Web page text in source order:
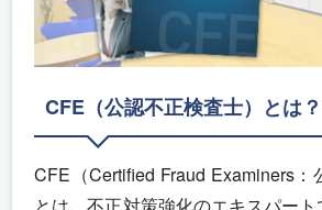
CFE（公認不正検査士）とは？
CFE（Certified Fraud Examiners：
とは、不正対策強化のエキスパー